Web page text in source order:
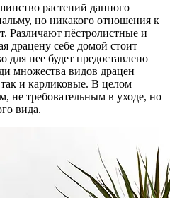
растений данного
но никакого отношения к
Различают пёстролистные и
драцену себе домой стоит
для нее будет предоставлено
множества видов драцен
так и карликовые. В целом
не требовательным в уходе, но
вида.